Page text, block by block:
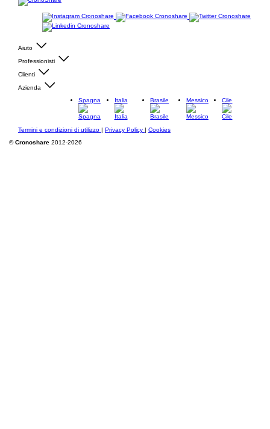
Aiuto
Professionisti
Clienti
Azienda
Spagna
Italia Brasile Messico Cile
Termini e condizioni di utilizzo | Privacy Policy | Cookies
©Cronoshare 2012-2026